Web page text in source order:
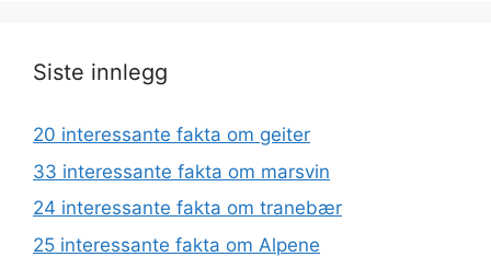
Siste innlegg
20 interessante fakta om geiter
33 interessante fakta om marsvin
24 interessante fakta om tranebær
25 interessante fakta om Alpene